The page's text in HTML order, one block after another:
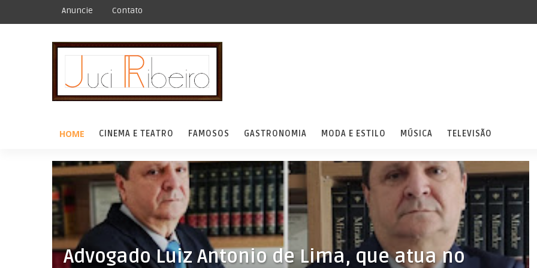
Anuncie Contato
HOME CINEMA E TEATRO FAMOSOS GASTRONOMIA MODA E ESTILO MÚSICA TELEVISÃO
Advogado Luiz Antonio de Lima, que atua no